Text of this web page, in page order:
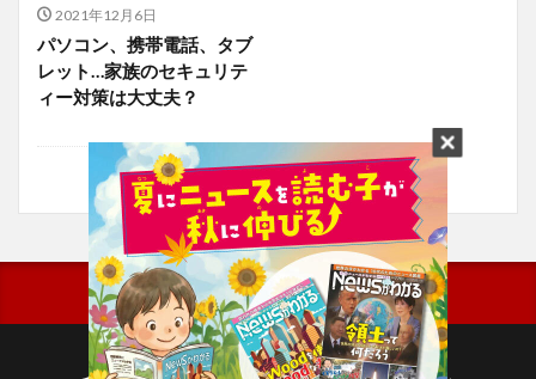
2021年12月6日
パソコン、携帯電話、タブ
レット…家族のセキュリテ
ィー対策は大丈夫？